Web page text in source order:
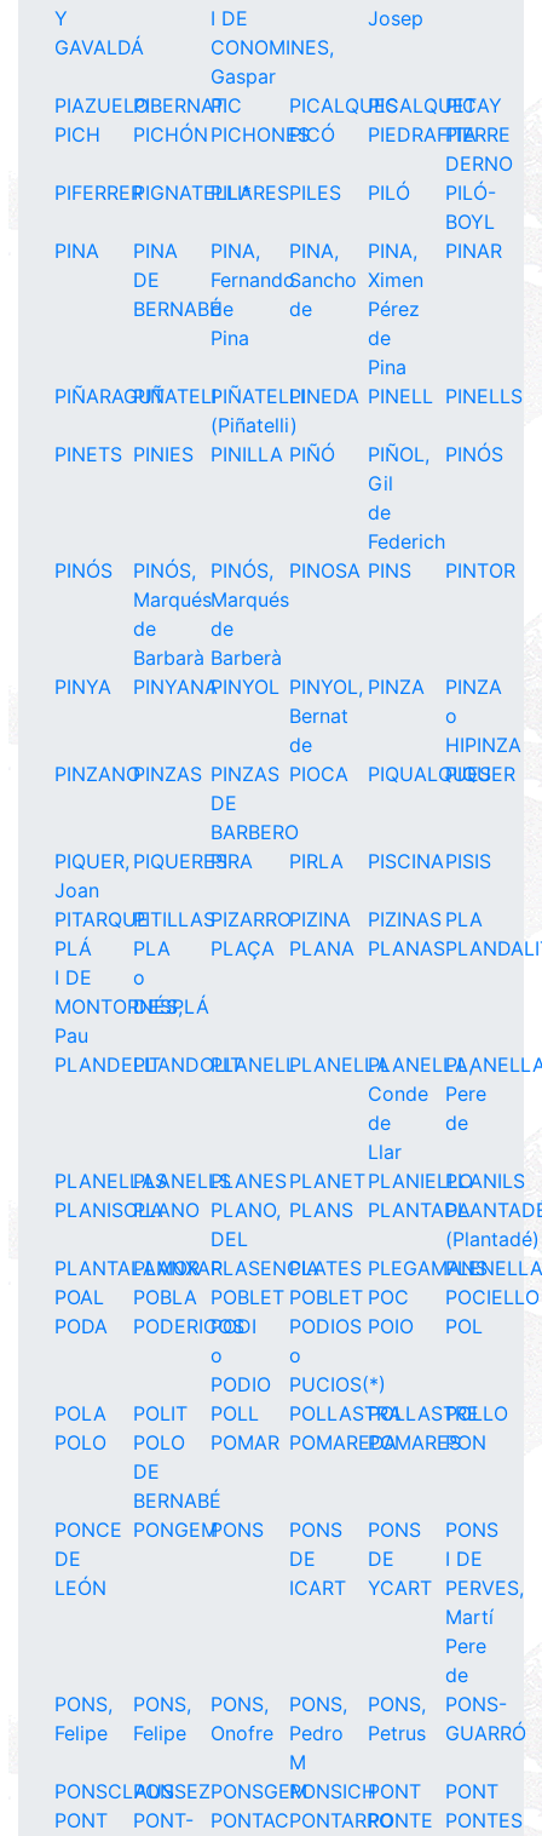
Y
GAVALDÁ
I DE
CONOMINES,
Gaspar
Josep
PIAZUELOPIBERNATPIC PICALQUESPICALQUET
PICAY
PICH
PICHÓN PICHONESPICÓ PIEDRAFITAPIERRE
DERNO
PIFERRERPIGNATELLI*PILARESPILES PILÓ
PILÓ-
BOYL
PINA
PINA
DE
BERNABÉ
PINA,
Fernando
de
Pina
PINA,
Sancho
de
PINA,
Ximen
Pérez
de
Pina
PINAR
PIÑARAGUTPIÑATELIPIÑATELLI
(Piñatelli)
PINEDA PINELL PINELLS
PINETS PINIES PINILLA PIÑÓ
PIÑOL,
Gil
de
Federich
PINÓS
PINÓS
PINÓS,
Marqués
de
Barbarà
PINÓS,
Marqués
de
Barberà
PINOSA PINS PINTOR
PINYA PINYANAPINYOL PINYOL,
Bernat
de
PINZA
PINZA
o
HIPINZA
PINZANOPINZAS PINZAS
DE
BARBERO
PIOCA PIQUALQUES
PIQUER
PIQUER,
Joan
PIQUERESPIRA PIRLA PISCINAPISIS
PITARQUEPITILLASPIZARROPIZINA PIZINAS PLA
PLÁ
I DE
MONTORNÉS,
Pau
PLA
o
DESPLÁ
PLAÇA PLANA PLANAS
PLANDELITPLANDOLITPLANELLPLANELLAPLANELLA,
Conde
de
Llar
Pere
de
PLANELLASPLANELLSPLANESPLANETPLANIELLOPLANILS
PLANISOLAPLANO PLANO,
DEL
PLANS PLANTADA
(Plantadé)
PLANTALAMOR
PLANXARPLASENCIAPLATES PLEGAMANS
POAL
POBLA POBLET POBLET POC
POCIELLO
PODA
PODERICOS
PODI
o
PODIO
PODIOS
o
PUCIOS(*)
POIO POL
POLA POLIT POLL POLLASTRAPOLLASTREPOLLO
POLO
POLO
DE
BERNABÉ
POMAR POMAREDAPOMARESPON
PONCE
DE
LEÓN
PONGEMPONS
PONS
DE
ICART
PONS
DE
YCART
PONS
I DE
PERVES,
Martí
Pere
de
PONS,
Felipe
PONS,
Felipe
PONS,
Onofre
PONS,
Pedro
M
PONS,
Petrus
PONS-
GUARRÓ
PONSCLAUS
PONSEZPONSGEMPONSICHPONT
PONT
PONT
PONT-
PONTACPONTARROPONTE PONTES